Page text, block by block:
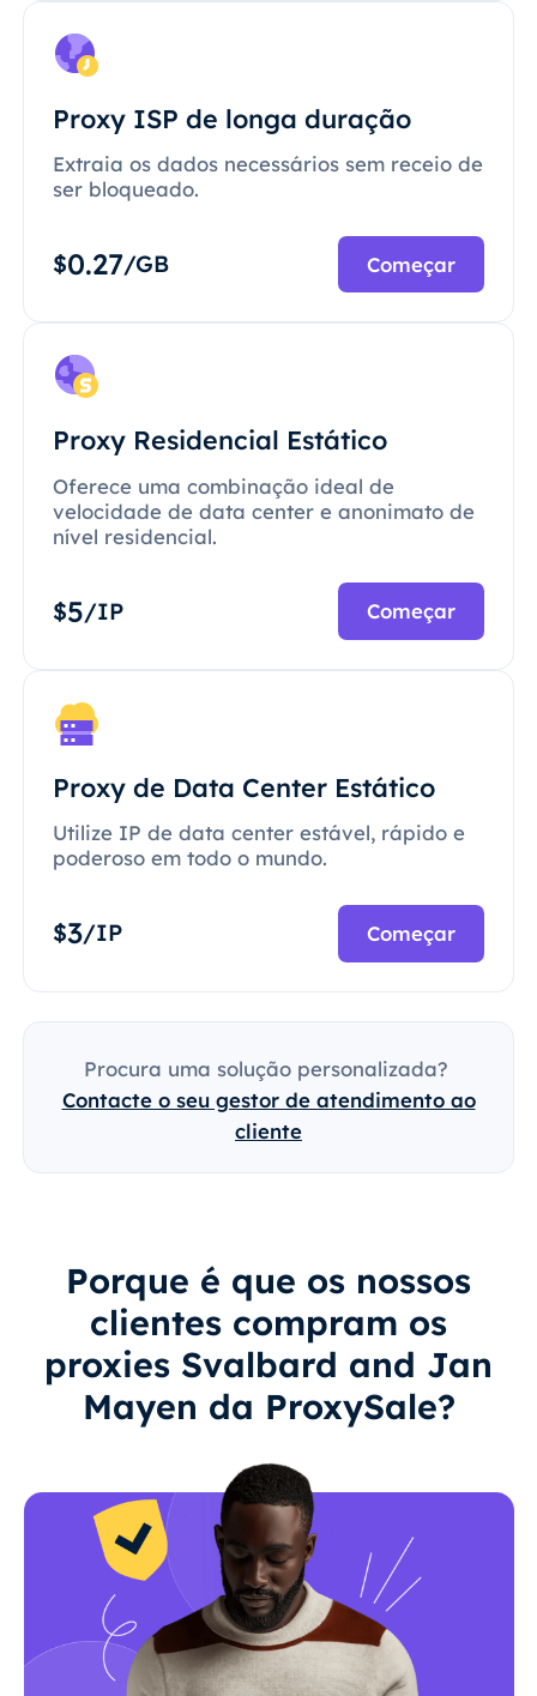
Proxy ISP de longa duração
Extraia os dados necessários sem receio de
ser bloqueado.
$0.27/GB Começar
Proxy Residencial Estático
Oferece uma combinação ideal de
velocidade de data center e anonimato de
nível residencial.
$5/IP Começar
Proxy de Data Center Estático
Utilize IP de data center estável, rápido e
poderoso em todo o mundo.
$3/IP Começar
Procura uma solução personalizada?
Contacte o seu gestor de atendimento ao
cliente
Porque é que os nossos
clientes compram os
proxies Svalbard and Jan
Mayen da ProxySale?